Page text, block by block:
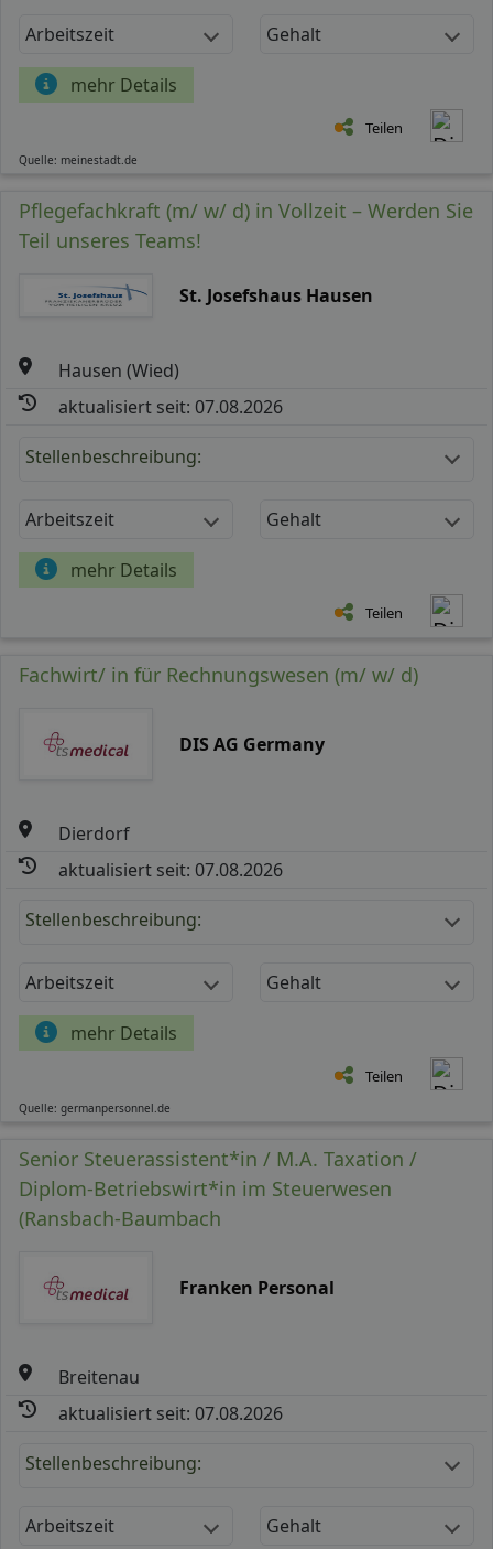
Arbeitszeit Gehalt
mehr Details
Teilen
Quelle: meinestadt.de
Pflegefachkraft (m/ w/ d) in Vollzeit – Werden Sie
Teil unseres Teams!
St. Josefshaus Hausen
Hausen (Wied)
aktualisiert seit: 07.08.2026
Stellenbeschreibung:
Arbeitszeit Gehalt
mehr Details
Teilen
Fachwirt/ in für Rechnungswesen (m/ w/ d)
DIS AG Germany
Dierdorf
aktualisiert seit: 07.08.2026
Stellenbeschreibung:
Arbeitszeit Gehalt
mehr Details
Teilen
Quelle: germanpersonnel.de
Senior Steuerassistent*in / M.A. Taxation /
Diplom-Betriebswirt*in im Steuerwesen
(Ransbach-Baumbach
Franken Personal
Breitenau
aktualisiert seit: 07.08.2026
Stellenbeschreibung:
Arbeitszeit Gehalt